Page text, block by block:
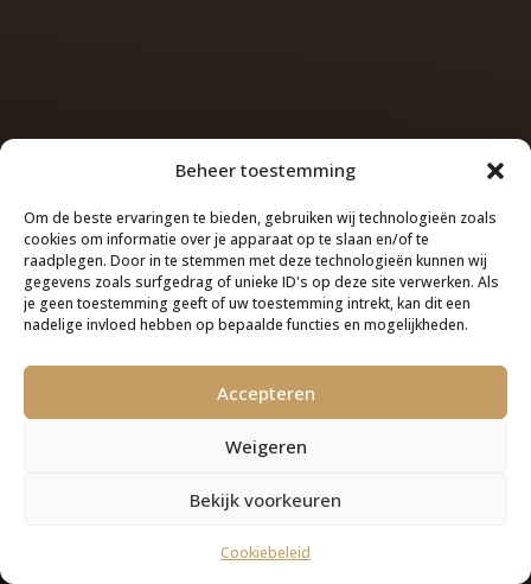
Beheer toestemming
Om de beste ervaringen te bieden, gebruiken wij technologieën zoals
cookies om informatie over je apparaat op te slaan en/of te
raadplegen. Door in te stemmen met deze technologieën kunnen wij
gegevens zoals surfgedrag of unieke ID's op deze site verwerken. Als
je geen toestemming geeft of uw toestemming intrekt, kan dit een
nadelige invloed hebben op bepaalde functies en mogelijkheden.
Accepteren
Weigeren
Bekijk voorkeuren
Cookiebeleid